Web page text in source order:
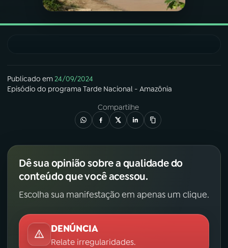
06VIDEOCASTS
08FESTIVAL DE MÚSICA
ACOMPANHE A RÁDIO NACIONAL
Instagram X
TikTok
Publicado em24/09/2024
Episódio do programa Tarde Nacional - Amazônia
Compartilhe
Dê sua opinião sobre a qualidade do
conteúdo que você acessou.
Escolha sua manifestação em apenas um clique.
DENÚNCIA
Relate irregularidades.